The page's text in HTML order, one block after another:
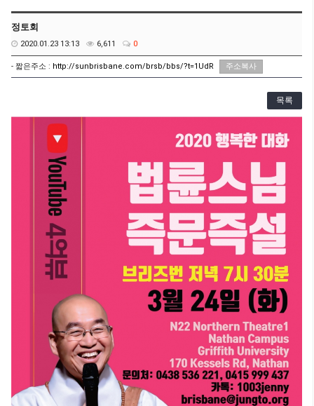
정토회
2020.01.23 13:13 6,611 0
- 짧은주소 : http://sunbrisbane.com/brsb/bbs/?t=1UdR 주소복사
목록